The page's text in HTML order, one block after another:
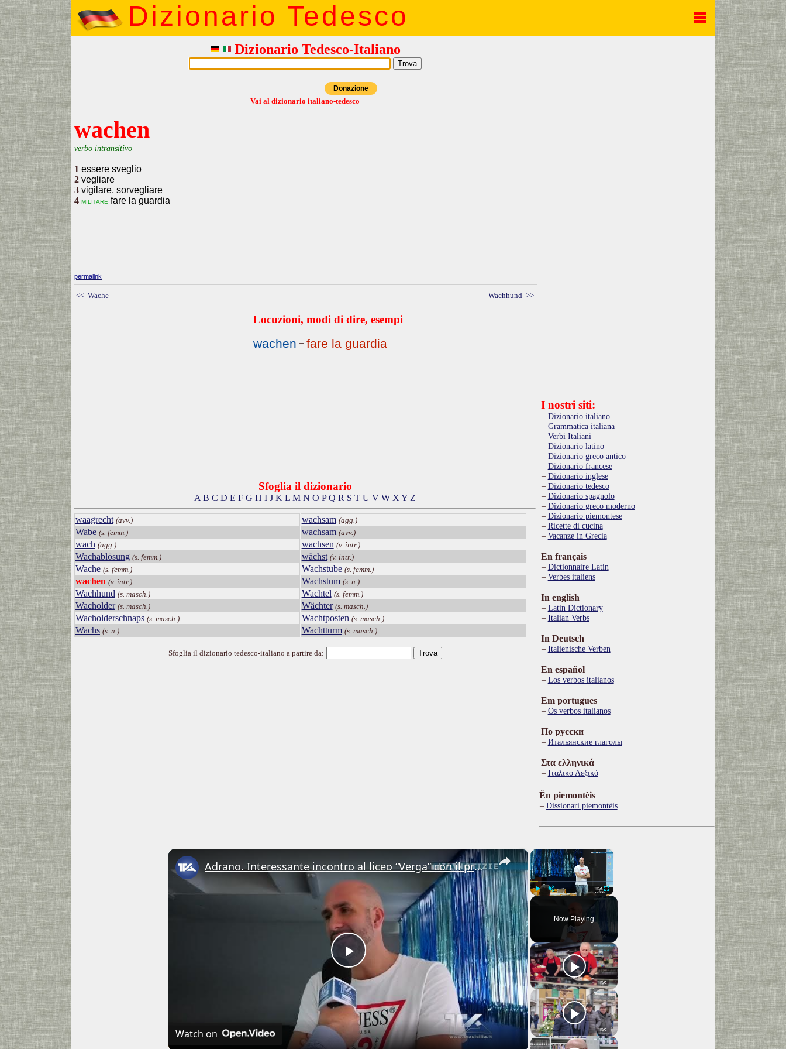
Dizionario Tedesco
Dizionario Tedesco-Italiano
Donazione
Vai al dizionario italiano-tedesco
wachen
verbo intransitivo
1 essere sveglio
2 vegliare
3 vigilare, sorvegliare
4 militare fare la guardia
permalink
<< Wache Wachhund >>
Locuzioni, modi di dire, esempi
wachen = fare la guardia
Sfoglia il dizionario
A B C D E F G H I J K L M N O P Q R S T U V W X Y Z
waagrecht (avv.)
Wabe (s. femm.)
wach (agg.)
Wachablösung (s. femm.)
Wache (s. femm.)
wachen (v. intr.)
Wachhund (s. masch.)
Wacholder (s. masch.)
Wacholderschnaps (s. masch.)
Wachs (s. n.)
wachsam (agg.)
wachsam (avv.)
wachsen (v. intr.)
wächst (v. intr.)
Wachstube (s. femm.)
Wachstum (s. n.)
Wachtel (s. femm.)
Wächter (s. masch.)
Wachtposten (s. masch.)
Wachtturm (s. masch.)
Sfoglia il dizionario tedesco-italiano a partire da:
I nostri siti:
Dizionario italiano
Grammatica italiana
Verbi Italiani
Dizionario latino
Dizionario greco antico
Dizionario francese
Dizionario inglese
Dizionario tedesco
Dizionario spagnolo
Dizionario greco moderno
Dizionario piemontese
Ricette di cucina
Vacanze in Grecia
En français
Dictionnaire Latin
Verbes italiens
In english
Latin Dictionary
Italian Verbs
In Deutsch
Italienische Verben
En español
Los verbos italianos
Em portugues
Os verbos italianos
По русски
Итальянские глаголы
Στα ελληνικά
Ιταλικό Λεξικό
Ën piemontèis
Dissionari piemontèis
×
Fullscreen
Now Playing
×
Play
Video
Adrano. Interessante incontro al liceo “Verga” con il prof. Fabio Gamberini. Studenti del Linguistic
Watch on